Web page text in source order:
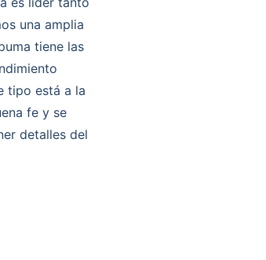
una amplia
tiene las
tipo está a la
fe y se
detalles del